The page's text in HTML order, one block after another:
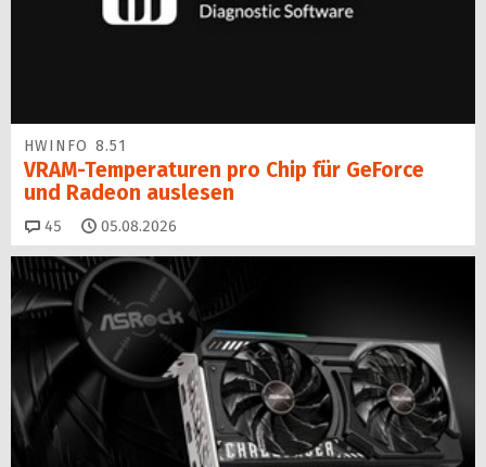
HWINFO 8.51
VRAM-Temperaturen pro Chip für GeForce
und Radeon auslesen
45 Kommentare
05.08.2026